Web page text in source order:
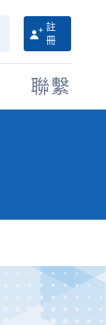
註
冊
聯繫